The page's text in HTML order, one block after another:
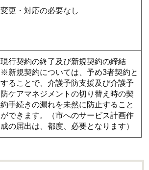
変更・対応の必要なし
現行契約の終了及び新規契約の締結
※新規契約については、予め3者契約と
することで、介護予防支援及び介護予
防ケアマネジメントの切り替え時の契
約手続きの漏れを未然に防止すること
ができます。（市へのサービス計画作
成の届出は、都度、必要となります）